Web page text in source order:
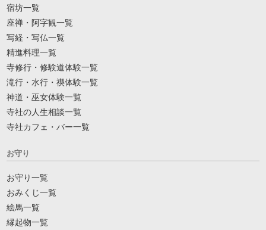
宿坊一覧
座禅・阿字観一覧
写経・写仏一覧
精進料理一覧
寺修行・修験道体験一覧
滝行・水行・禊体験一覧
神道・巫女体験一覧
寺社の人生相談一覧
寺社カフェ・バー一覧
お守り
お守り一覧
おみくじ一覧
絵馬一覧
縁起物一覧